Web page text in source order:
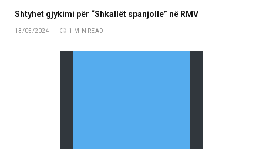
Shtyhet gjykimi për “Shkallët spanjolle” në RMV
13/05/2024 1 MIN READ